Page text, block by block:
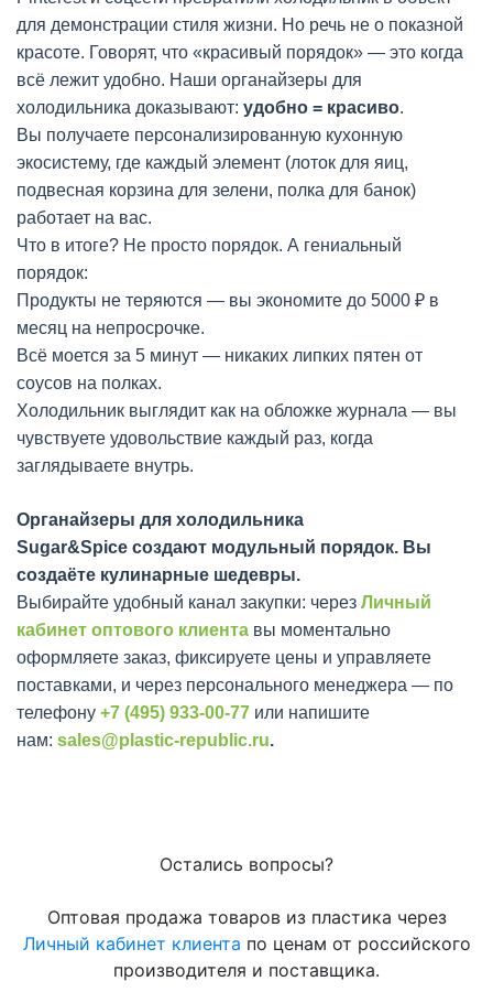
для демонстрации стиля жизни. Но речь не о показной
красоте. Говорят, что «красивый порядок» — это когда
всё лежит удобно. Наши органайзеры для
холодильника доказывают: удобно = красиво.
Вы получаете персонализированную кухонную
экосистему, где каждый элемент (лоток для яиц,
подвесная корзина для зелени, полка для банок)
работает на вас.
Что в итоге? Не просто порядок. А гениальный
порядок:
Продукты не теряются — вы экономите до 5000 ₽ в
месяц на непросрочке.
Всё моется за 5 минут — никаких липких пятен от
соусов на полках.
Холодильник выглядит как на обложке журнала — вы
чувствуете удовольствие каждый раз, когда
заглядываете внутрь.
Органайзеры для холодильника
Sugar&Spice создают модульный порядок. Вы
создаёте кулинарные шедевры.
Выбирайте удобный канал закупки: через Личный
кабинет оптового клиента вы моментально
оформляете заказ, фиксируете цены и управляете
поставками, и через персонального менеджера — по
телефону +7 (495) 933-00-77 или напишите
нам: sales@plastic-republic.ru.
Остались вопросы?
Оптовая продажа товаров из пластика через
Личный кабинет клиента по ценам от российского
производителя и поставщика.